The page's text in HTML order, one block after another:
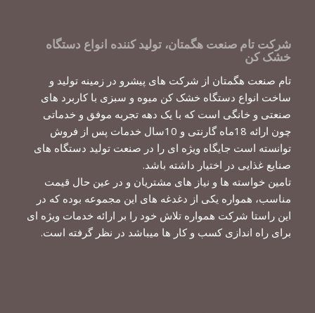
شرکت تام صنعت هگمتان، تولید کننده انواع دستگاه
خشک کن
تام صنعت هگمتان از شرکت های پیشرو در زمینه تولید و
ساخت انواع دستگاه خشک کن میوه و سبزی با کاربرد های
صنعتی و خانگی است که با یک دهه تجربه موفق و خدماتی
چون ارائه 18ماه گارنتی و 10سال خدمات پس از فروش
توانسته است جایگاه ویژه ای را در صنعت تولید دستگاه های
صنایع غذایی در اختیار داشته باشد.
تامین خواسته ها و نیاز های مشتریان و در عین حال قیمت
مناسب، همواره یکی از دغدغه های این مجموعه بوده که در
این راستا شرکت همواره تلاش خود را بر ارائه خدمات ویژه ای
برای راه اندازی کسب و کار ها میباشد در نظر گرفته است.